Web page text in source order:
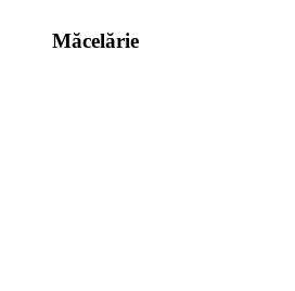
Măcelărie